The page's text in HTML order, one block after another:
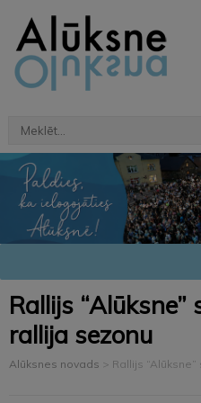
Rallijs
rallija sezonu
Alūksnes novads > Rallijs